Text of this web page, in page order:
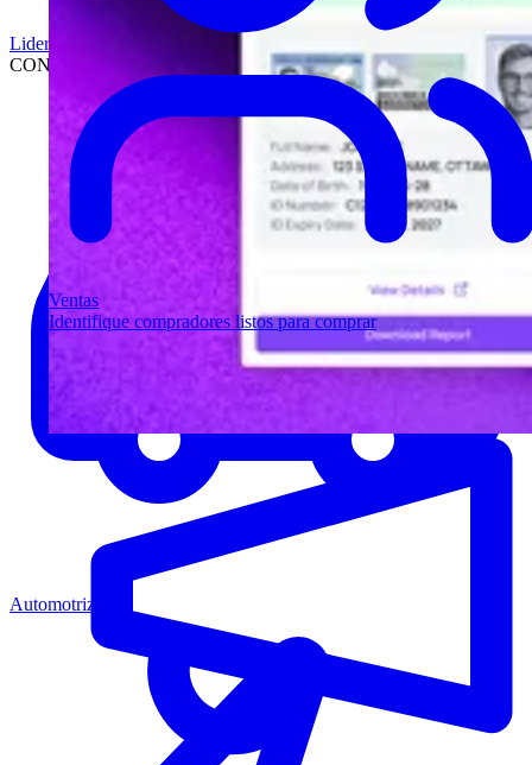
Ventas
Identifique compradores listos para comprar
Liderazgo
CONCESIONARIOS
Automotriz